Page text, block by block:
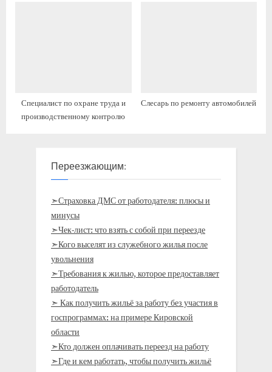
Специалист по охране труда и
производственному контролю
Слесарь по ремонту автомобилей
Переезжающим:
➣Страховка ДМС от работодателя: плюсы и
минусы
➣Чек-лист: что взять с собой при переезде
➣Кого выселят из служебного жилья после
увольнения
➣Требования к жилью, которое предоставляет
работодатель
➣ Как получить жильё за работу без участия в
госпрограммах: на примере Кировской
области
➣Кто должен оплачивать переезд на работу
➣Где и кем работать, чтобы получить жильё